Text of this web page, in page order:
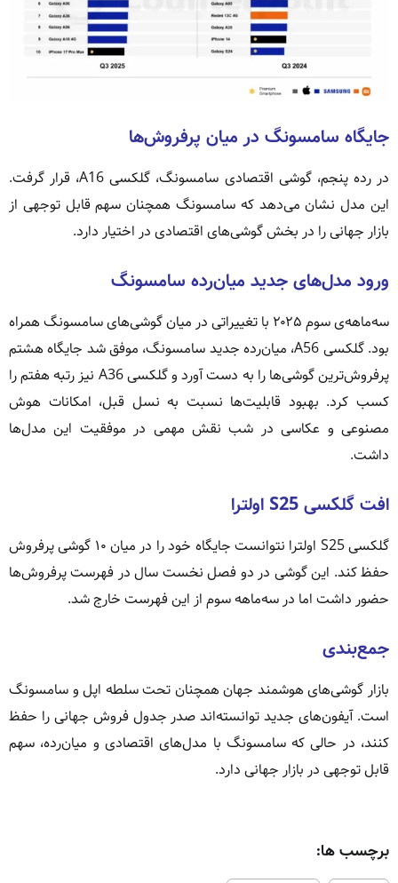
جایگاه سامسونگ در میان پرفروش‌ها
در رده پنجم، گوشی اقتصادی سامسونگ، گلکسی A16، قرار گرفت.
این مدل نشان می‌دهد که سامسونگ همچنان سهم قابل توجهی از
بازار جهانی را در بخش گوشی‌های اقتصادی در اختیار دارد.
ورود مدل‌های جدید میان‌رده سامسونگ
سه‌ماهه‌ی سوم ۲۰۲۵ با تغییراتی در میان گوشی‌های سامسونگ همراه
بود. گلکسی A56، میان‌رده جدید سامسونگ، موفق شد جایگاه هشتم
پرفروش‌ترین گوشی‌ها را به دست آورد و گلکسی A36 نیز رتبه هفتم را
کسب کرد. بهبود قابلیت‌ها نسبت به نسل قبل، امکانات هوش
مصنوعی و عکاسی در شب نقش مهمی در موفقیت این مدل‌ها
داشت.
افت گلکسی S25 اولترا
گلکسی S25 اولترا نتوانست جایگاه خود را در میان ۱۰ گوشی پرفروش
حفظ کند. این گوشی در دو فصل نخست سال در فهرست پرفروش‌ها
حضور داشت اما در سه‌ماهه سوم از این فهرست خارج شد.
جمع‌بندی
بازار گوشی‌های هوشمند جهان همچنان تحت سلطه اپل و سامسونگ
است. آیفون‌های جدید توانسته‌اند صدر جدول فروش جهانی را حفظ
کنند، در حالی که سامسونگ با مدل‌های اقتصادی و میان‌رده، سهم
قابل توجهی در بازار جهانی دارد.
برچسب ها: